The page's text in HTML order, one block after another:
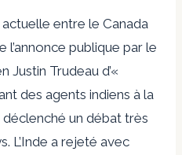
entre le Canada
l’annonce publique par le
Justin Trudeau d’«
des agents indiens à la
déclenché un débat très
L’Inde a rejeté avec